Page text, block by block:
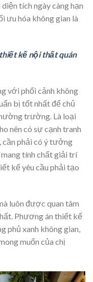
tích ngày càng hạn
ưu hóa không gian là
kế nội thất quán
với phối cảnh không
bị tốt nhất để chủ
trường. Là loại
nên có sự cạnh tranh
cần phải có ý tưởng
tính chất giải trí
kế yêu cầu phải tạo
luôn được quan tâm
Phương án thiết kế
phủ xanh không gian,
muốn của chị